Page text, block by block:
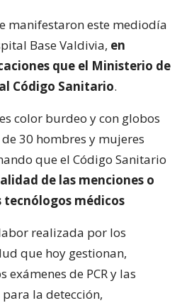
manifestaron este mediodía
Base Valdivia, en
que el Ministerio de
Código Sanitario.
color burdeo y con globos
30 hombres y mujeres
que el Código Sanitario
de las menciones o
tecnólogos médicos
realizada por los
que hoy gestionan,
exámenes de PCR y las
la detección,